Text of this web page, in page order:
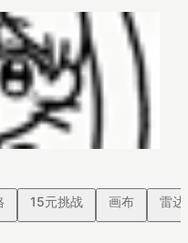
15元挑战 画布 雷达